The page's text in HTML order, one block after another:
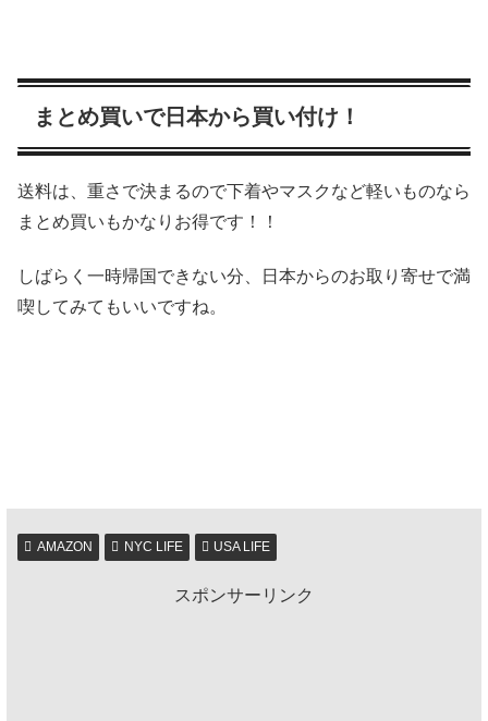
まとめ買いで日本から買い付け！
送料は、重さで決まるので下着やマスクなど軽いものなら
まとめ買いもかなりお得です！！
しばらく一時帰国できない分、日本からのお取り寄せで満
喫してみてもいいですね。
AMAZON NYC LIFE USA LIFE
スポンサーリンク